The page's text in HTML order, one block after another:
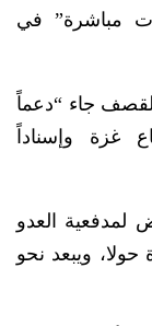
مباشرة” في
جاء “دعماً
غزة وإسناداً
لمدفعية العدو
ويبعد نحو